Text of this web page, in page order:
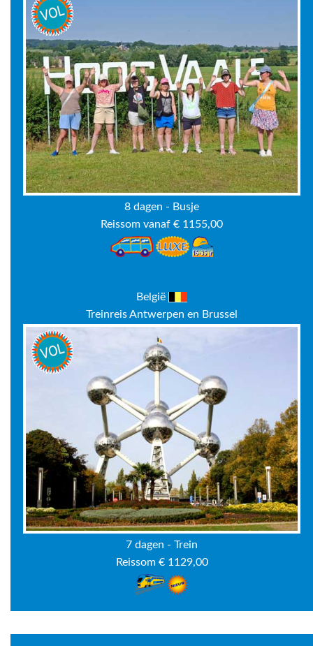
8 dagen - Busje
Reissom vanaf € 1155,00
België
Treinreis Antwerpen en Brussel
7 dagen - Trein
Reissom € 1129,00